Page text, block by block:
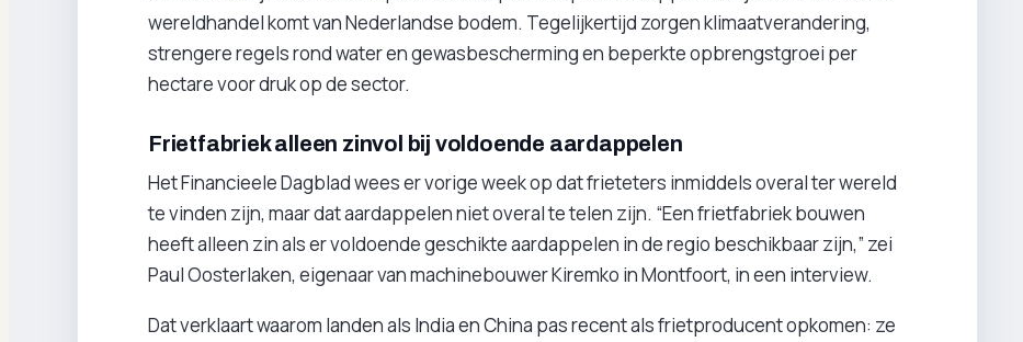
wereldhandel komt van Nederlandse bodem. Tegelijkertijd zorgen klimaatverandering,
strengere regels rond water en gewasbescherming en beperkte opbrengstgroei per
hectare voor druk op de sector.
Frietfabriek alleen zinvol bij voldoende aardappelen
Het Financieele Dagblad wees er vorige week op dat frieteters inmiddels overal ter wereld
te vinden zijn, maar dat aardappelen niet overal te telen zijn. “Een frietfabriek bouwen
heeft alleen zin als er voldoende geschikte aardappelen in de regio beschikbaar zijn,” zei
Paul Oosterlaken, eigenaar van machinebouwer Kiremko in Montfoort, in een interview.
Dat verklaart waarom landen als India en China pas recent als frietproducent opkomen: ze